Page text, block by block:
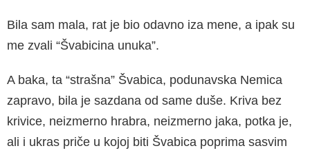
Bila sam mala, rat je bio odavno iza mene, a ipak su
me zvali “Švabicina unuka”.
A baka, ta “strašna” Švabica, podunavska Ne­mica
zapravo, bila je sazdana od same duše. Kriva bez
krivice, neizmerno hrabra, neizmerno jaka, potka je,
ali i ukras priče u kojoj biti Švabi­ca poprima sasvim